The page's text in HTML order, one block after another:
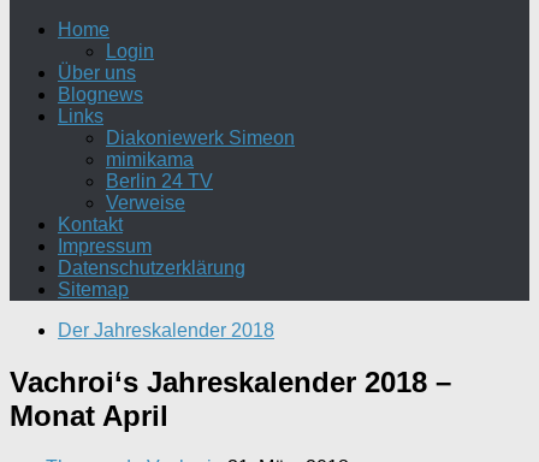
Home
Login
Über uns
Blognews
Links
Diakoniewerk Simeon
mimikama
Berlin 24 TV
Verweise
Kontakt
Impressum
Datenschutzerklärung
Sitemap
Der Jahreskalender 2018
Vachroi‘s Jahreskalender 2018 –
Monat April